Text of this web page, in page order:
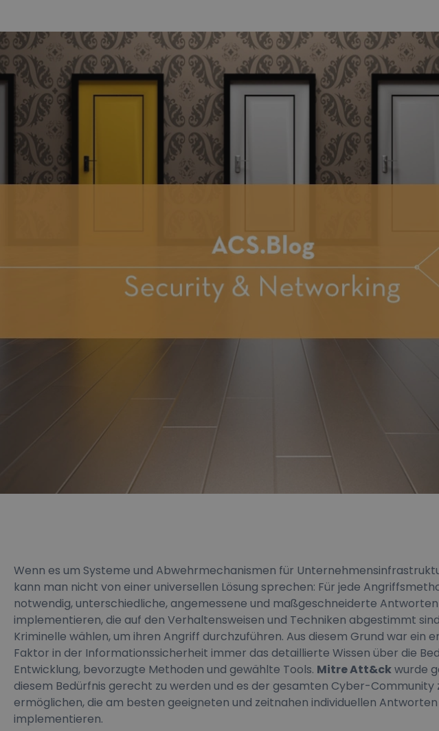
Wenn es um Systeme und Abwehrmechanismen für
kann man nicht von einer universellen Lösung sprechen: Für jede
notwendig, unterschiedliche, angemessene und maßgeschneiderte Antworten
implementieren, die auf den Verhaltensweisen und Techniken abgestimmt
Kriminelle wählen, um ihren Angriff durchzuführen. Aus diesem Grund war ein
Faktor in der Informationssicherheit immer das detaillierte Wissen über die
Entwicklung, bevorzugte Methoden und gewählte Tools. Mitre Att&ckwurde
diesem Bedürfnis gerecht zu werden und es der gesamten Cyber-Community
ermöglichen, die am besten geeigneten und zeitnahen individuellen Antworten
implementieren.